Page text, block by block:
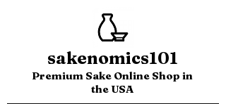
sakenomics101
Premium Sake Online Shop in
the USA